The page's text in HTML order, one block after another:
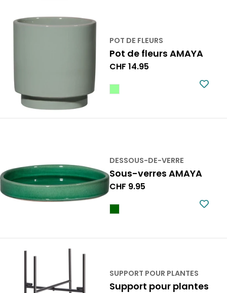
POT DE FLEURS
Pot de fleurs AMAYA
Prix
CHF 14.95
DESSOUS-DE-VERRE
Sous-verres AMAYA
Prix
CHF 9.95
SUPPORT POUR PLANTES
Support pour plantes